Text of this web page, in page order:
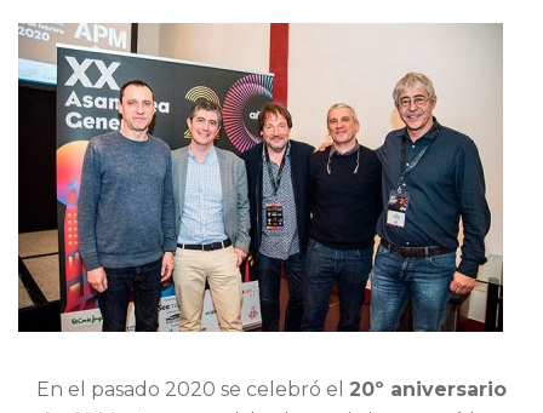
En el pasado 2020 se celebró el 20º aniversario